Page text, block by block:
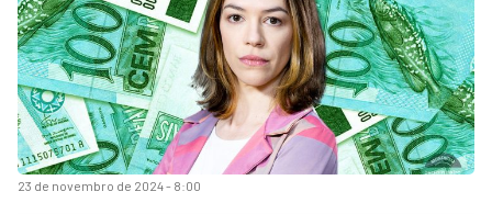
23 de novembro de 2024 - 8:00